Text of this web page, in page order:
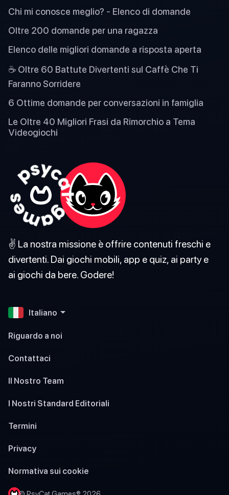
Chi mi conosce meglio? - Elenco di domande
Oltre 200 domande per una ragazza
Elenco delle migliori domande a risposta aperta
☕ Oltre 60 Battute Divertenti sul Caffè Che Ti
Faranno Sorridere
6 Ottime domande per conversazioni in famiglia
Le Oltre 40 Migliori Frasi da Rimorchio a Tema
Videogiochi
✌️ La nostra missione è offrire contenuti freschi e
divertenti. Dai giochi mobili, app e quiz, ai party e
ai giochi da bere. Godere!
Italiano
Riguardo a noi
Contattaci
Il Nostro Team
I Nostri Standard Editoriali
Termini
Privacy
Normativa sui cookie